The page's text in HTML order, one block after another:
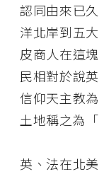
認同由來已
洋北岸到五
皮商人在這
民相對於說
信仰天主教
土地稱之為
英、法在北